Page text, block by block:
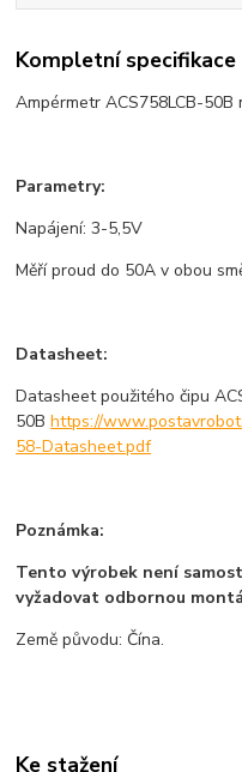
Kompletní specifikace
Ampérmetr ACS758LCB-
Parametry:
Napájení: 3-5,5V
Měří proud do 50A v obou
Datasheet:
Datasheet použitého čipu
50Bhttps://
58-Datasheet.pdf
Poznámka:
Tento výrobek není
vyžadovat odbornou
Země původu: Čína.
Ke stažení